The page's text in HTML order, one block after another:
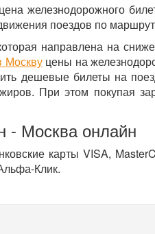
железнодорожного
поездов по
направлена на
Москвуцены на
дешевые билеты на
При этом покупая
- Москва онлайн
карты VISA,
Клик.